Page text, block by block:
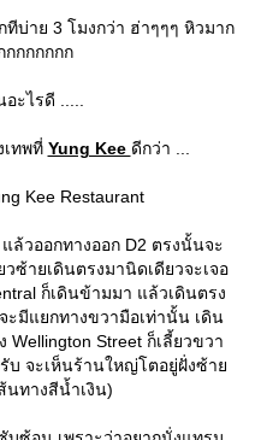
บ่าย 3 โมงกว่า ฮ่าๆๆๆ หิวมาก
กกกกกกก
อะไรดี .....
เทพที่ Yung Kee ดีกว่า ...
Kee Restaurant
ล้วออกทางออก D2 ตรงนั้นจะ
วซ้ายเดินตรงมานิดเดียวจะเจอ
ก็เดินข้ามมา แล้วเดินตรง
มีแยกทางขวามือเท่านั้น เดิน
Wellington Street ก็เลี้ยวขวา
รับ จะเห็นร้านใหญ่โตอยู่ฝั่งซ้า
นทางสีน้ำเงิน)